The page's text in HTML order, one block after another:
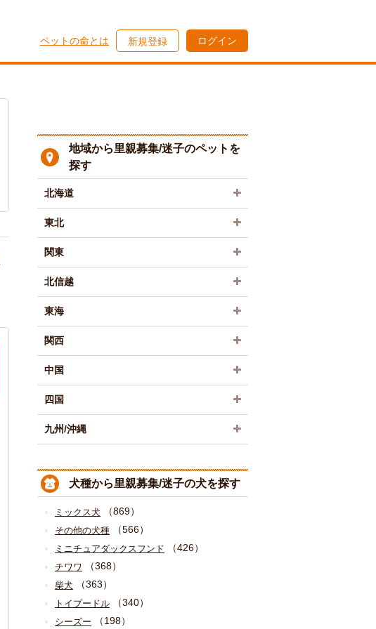
ペットの命とは 新規登録 ログイン
地域から里親募集/迷子のペットを
探す
北海道
東北
関東
北信越
東海
関西
中国
四国
九州/沖縄
犬種から里親募集/迷子の犬を探す
ミックス犬 （869）
その他の犬種 （566）
ミニチュアダックスフンド （426）
チワワ （368）
柴犬 （363）
トイプードル （340）
シーズー （198）